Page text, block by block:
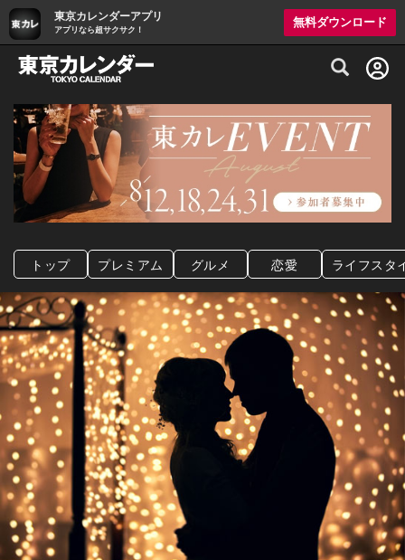
東京カレンダーアプリ
アプリなら超サクサク！
無料ダウンロード
グルメ情報・プレミアムレストラン予約
トップ プレミアム グルメ 恋愛 ライフスタ